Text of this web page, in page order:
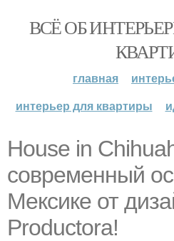
ВСЁ ОБ
главная
интерьер для квартиры
House in
современный
Мексике от
Productora!